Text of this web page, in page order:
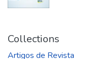
Collections
Artigos de Revista